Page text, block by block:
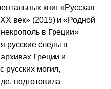
книг «Русская
век» (2015) и «Родной
в Греции»
русские следы в
Греции и
могил,
подготовила